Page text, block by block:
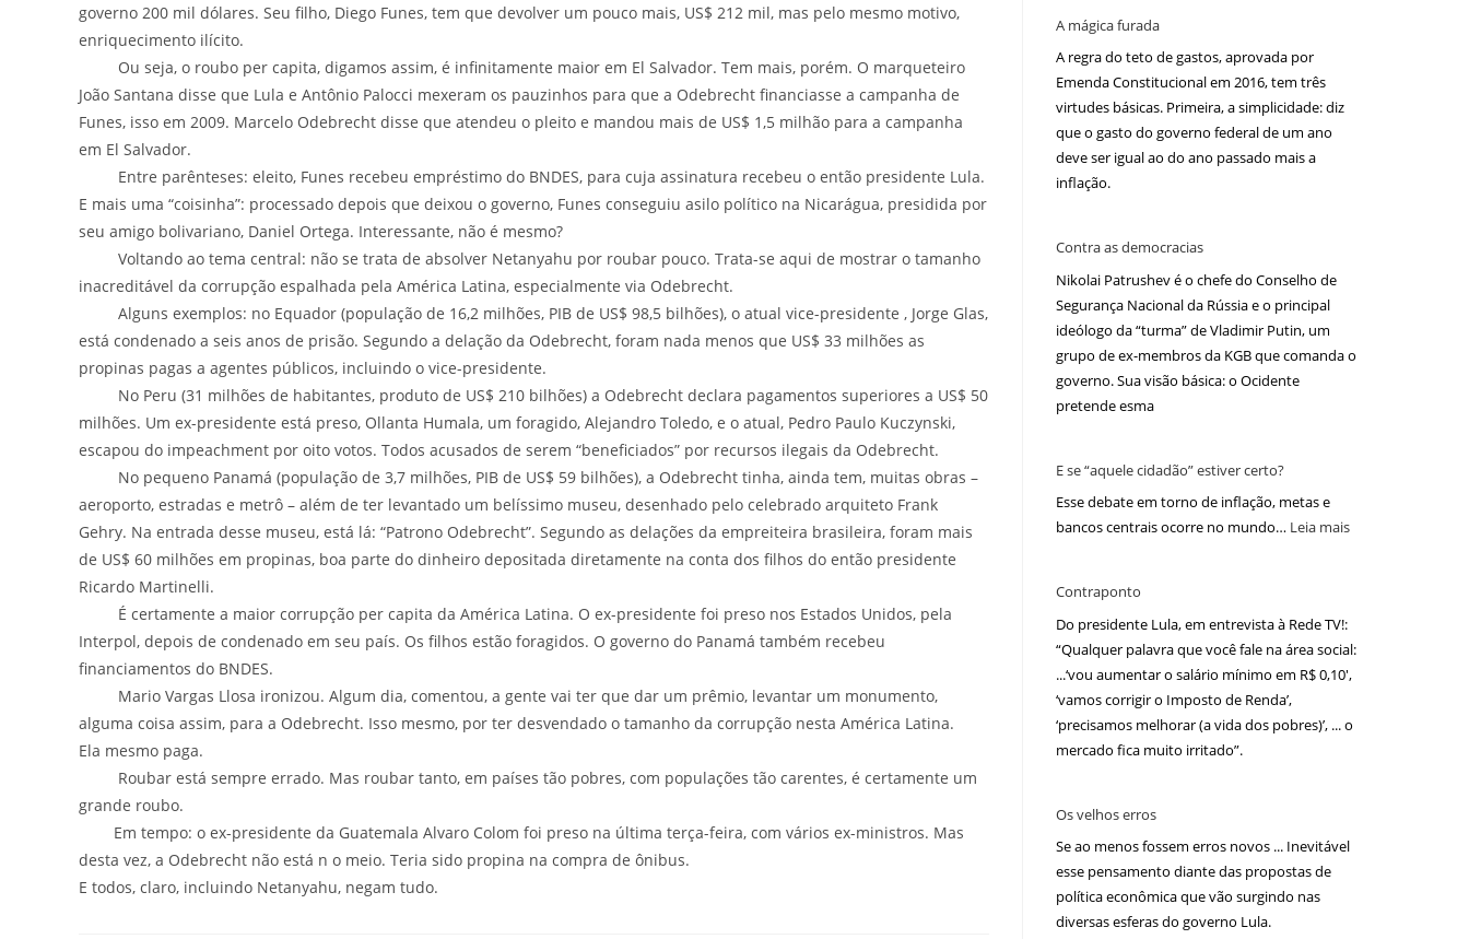
governo 200 mil dólares. Seu filho, Diego Funes, tem que devolver um pouco mais, US$ 212 mil, mas pelo mesmo motivo,
enriquecimento ilícito.
Ou seja, o roubo per capita, digamos assim, é infinitamente maior em El Salvador. Tem mais, porém. O marqueteiro
João Santana disse que Lula e Antônio Palocci mexeram os pauzinhos para que a Odebrecht financiasse a campanha de
Funes, isso em 2009. Marcelo Odebrecht disse que atendeu o pleito e mandou mais de US$ 1,5 milhão para a campanha
em El Salvador.
Entre parênteses: eleito, Funes recebeu empréstimo do BNDES, para cuja assinatura recebeu o então presidente Lula.
E mais uma “coisinha”: processado depois que deixou o governo, Funes conseguiu asilo político na Nicarágua, presidida por
seu amigo bolivariano, Daniel Ortega. Interessante, não é mesmo?
Voltando ao tema central: não se trata de absolver Netanyahu por roubar pouco. Trata-se aqui de mostrar o tamanho
inacreditável da corrupção espalhada pela América Latina, especialmente via Odebrecht.
Alguns exemplos: no Equador (população de 16,2 milhões, PIB de US$ 98,5 bilhões), o atual vice-presidente , Jorge Glas,
está condenado a seis anos de prisão. Segundo a delação da Odebrecht, foram nada menos que US$ 33 milhões as
propinas pagas a agentes públicos, incluindo o vice-presidente.
No Peru (31 milhões de habitantes, produto de US$ 210 bilhões) a Odebrecht declara pagamentos superiores a US$ 50
milhões. Um ex-presidente está preso, Ollanta Humala, um foragido, Alejandro Toledo, e o atual, Pedro Paulo Kuczynski,
escapou do impeachment por oito votos. Todos acusados de serem “beneficiados” por recursos ilegais da Odebrecht.
No pequeno Panamá (população de 3,7 milhões, PIB de US$ 59 bilhões), a Odebrecht tinha, ainda tem, muitas obras –
aeroporto, estradas e metrô – além de ter levantado um belíssimo museu, desenhado pelo celebrado arquiteto Frank
Gehry. Na entrada desse museu, está lá: “Patrono Odebrecht”. Segundo as delações da empreiteira brasileira, foram mais
de US$ 60 milhões em propinas, boa parte do dinheiro depositada diretamente na conta dos filhos do então presidente
Ricardo Martinelli.
É certamente a maior corrupção per capita da América Latina. O ex-presidente foi preso nos Estados Unidos, pela
Interpol, depois de condenado em seu país. Os filhos estão foragidos. O governo do Panamá também recebeu
financiamentos do BNDES.
Mario Vargas Llosa ironizou. Algum dia, comentou, a gente vai ter que dar um prêmio, levantar um monumento,
alguma coisa assim, para a Odebrecht. Isso mesmo, por ter desvendado o tamanho da corrupção nesta América Latina.
Ela mesmo paga.
Roubar está sempre errado. Mas roubar tanto, em países tão pobres, com populações tão carentes, é certamente um
grande roubo.
Em tempo: o ex-presidente da Guatemala Alvaro Colom foi preso na última terça-feira, com vários ex-ministros. Mas
desta vez, a Odebrecht não está n o meio. Teria sido propina na compra de ônibus.
E todos, claro, incluindo Netanyahu, negam tudo.
A mágica furada
A regra do teto de gastos, aprovada por
Emenda Constitucional em 2016, tem três
virtudes básicas. Primeira, a simplicidade: diz
que o gasto do governo federal de um ano
deve ser igual ao do ano passado mais a
inflação.
Contra as democracias
Nikolai Patrushev é o chefe do Conselho de
Segurança Nacional da Rússia e o principal
ideólogo da “turma” de Vladimir Putin, um
grupo de ex-membros da KGB que comanda o
governo. Sua visão básica: o Ocidente
pretende esma
E se “aquele cidadão” estiver certo?
Esse debate em torno de inflação, metas e
bancos centrais ocorre no mundo… Leia mais
Contraponto
Do presidente Lula, em entrevista à Rede TV!:
“Qualquer palavra que você fale na área social:
...‘vou aumentar o salário mínimo em R$ 0,10′,
‘vamos corrigir o Imposto de Renda’,
‘precisamos melhorar (a vida dos pobres)’, ... o
mercado fica muito irritado”.
Os velhos erros
Se ao menos fossem erros novos ... Inevitável
esse pensamento diante das propostas de
política econômica que vão surgindo nas
diversas esferas do governo Lula.